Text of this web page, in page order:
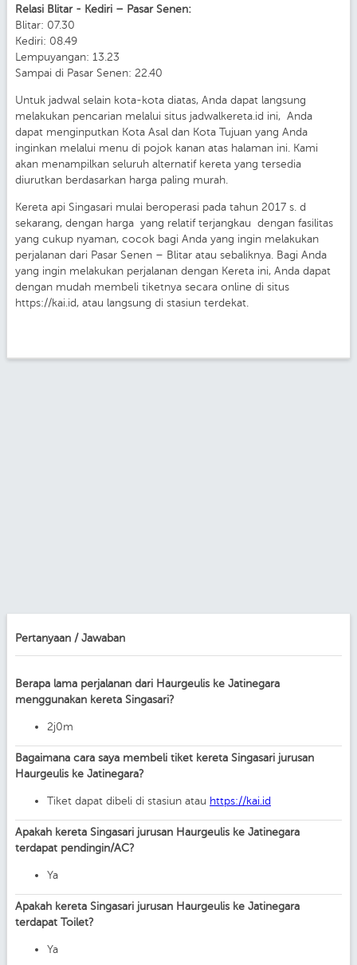
Relasi Blitar - Kediri – Pasar Senen:
Blitar: 07.30
Kediri: 08.49
Lempuyangan: 13.23
Sampai di Pasar Senen: 22.40
Untuk jadwal selain kota-kota diatas, Anda dapat langsung
melakukan pencarian melalui situs jadwalkereta.id ini, Anda
dapat menginputkan Kota Asal dan Kota Tujuan yang Anda
inginkan melalui menu di pojok kanan atas halaman ini. Kami
akan menampilkan seluruh alternatif kereta yang tersedia
diurutkan berdasarkan harga paling murah.
Kereta api Singasari mulai beroperasi pada tahun 2017 s. d
sekarang, dengan harga yang relatif terjangkau dengan fasilitas
yang cukup nyaman, cocok bagi Anda yang ingin melakukan
perjalanan dari Pasar Senen – Blitar atau sebaliknya. Bagi Anda
yang ingin melakukan perjalanan dengan Kereta ini, Anda dapat
dengan mudah membeli tiketnya secara online di situs
https://kai.id, atau langsung di stasiun terdekat.
Pertanyaan / Jawaban
Berapa lama perjalanan dari Haurgeulis ke Jatinegara
menggunakan kereta Singasari?
2j0m
Bagaimana cara saya membeli tiket kereta Singasari jurusan
Haurgeulis ke Jatinegara?
Tiket dapat dibeli di stasiun atau https://kai.id
Apakah kereta Singasari jurusan Haurgeulis ke Jatinegara
terdapat pendingin/AC?
Ya
Apakah kereta Singasari jurusan Haurgeulis ke Jatinegara
terdapat Toilet?
Ya